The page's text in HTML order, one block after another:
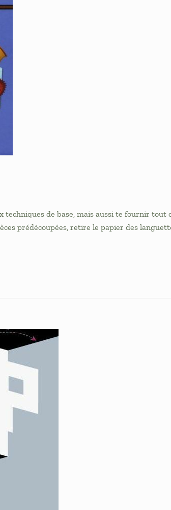
de base, mais aussi te fournir tout
prédécoupées, retire le papier des